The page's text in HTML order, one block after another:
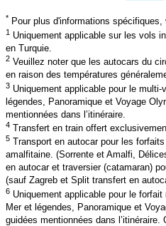
* Pour plus d'informations
1 Uniquement applicable sur les vols
en Turquie.
2 Veuillez noter que les autocars du
en raison des températures
3 Uniquement applicable pour le
légendes, Panoramique et Voyage
mentionnées dans l’itinéraire.
4 Transfert en train offert
5 Transport en autocar pour les
amalfitaine. (Sorrente et Amalfi,
en autocar et traversier (catamaran)
(sauf Zagreb et Split transfert en
6 Uniquement applicable pour le
Mer et légendes, Panoramique et
guidées mentionnées dans